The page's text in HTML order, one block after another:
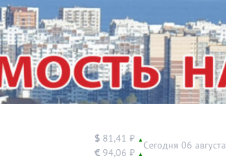
$ 81,41 ₽ ▲
€ 94,06 ₽ ▲
Сегодня 06 августа